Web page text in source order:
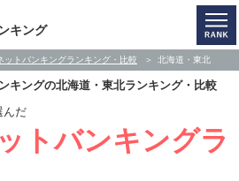
キング
ットバンキングランキング・比較 北海道・東北
キングの北海道・東北ランキング・比較
んだ
トバンキングラ